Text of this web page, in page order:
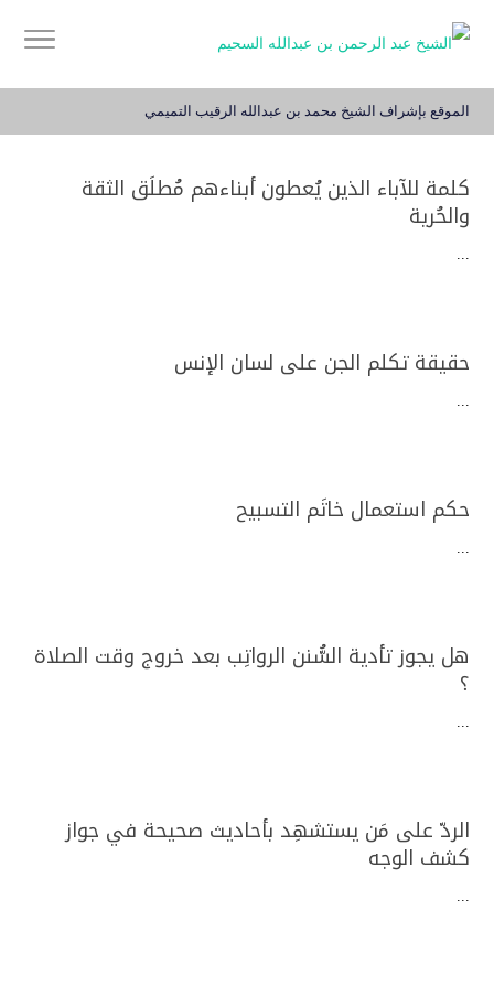
الموقع بإشراف الشيخ محمد بن عبدالله الرقيب التميمي
كلمة للآباء الذين يُعطون أبناءهم مُطلَق الثقة
والحُرية
...
حقيقة تكلم الجن على لسان الإنس
...
حكم استعمال خاتَم التسبيح
...
هل يجوز تأدية السُّنن الرواتِب بعد خروج وقت الصلاة
؟
...
الردّ على مَن يستشهِد بأحاديث صحيحة في جواز
كشف الوجه
...